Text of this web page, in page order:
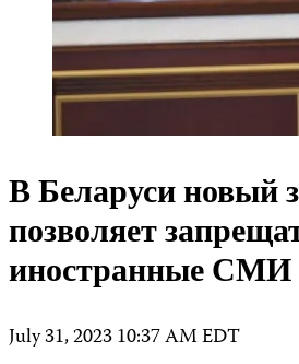
В Беларуси
позволяет
иностранные СМИ
July 31, 2023 10:37 AM EDT